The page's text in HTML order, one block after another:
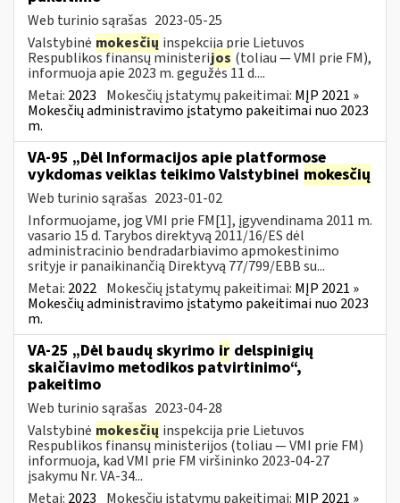
Web turinio sąrašas 2023-05-25
Valstybinė mokesčių inspekcija prie Lietuvos
Respublikos finansų ministerijos (toliau — VMI prie FM),
informuoja apie 2023 m. gegužės 11 d....
Metai: 2023 Mokesčių įstatymų pakeitimai: MĮP 2021 »
Mokesčių administravimo įstatymo pakeitimai nuo 2023
m.
VA-95 „Dėl Informacijos apie platformose
vykdomas veiklas teikimo Valstybinei mokesčių
Web turinio sąrašas 2023-01-02
Informuojame, jog VMI prie FM[1], įgyvendinama 2011 m.
vasario 15 d. Tarybos direktyvą 2011/16/ES dėl
administracinio bendradarbiavimo apmokestinimo
srityje ir panaikinančią Direktyvą 77/799/EBB su...
Metai: 2022 Mokesčių įstatymų pakeitimai: MĮP 2021 »
Mokesčių administravimo įstatymo pakeitimai nuo 2023
m.
VA-25 „Dėl baudų skyrimo ir delspinigių
skaičiavimo metodikos patvirtinimo“,
pakeitimo
Web turinio sąrašas 2023-04-28
Valstybinė mokesčių inspekcija prie Lietuvos
Respublikos finansų ministerijos (toliau ― VMI prie FM)
informuoja, kad VMI prie FM viršininko 2023-04-27
įsakymu Nr. VA-34...
Metai: 2023 Mokesčių įstatymų pakeitimai: MĮP 2021 »